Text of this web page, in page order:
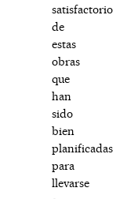
satisfactorio
de
estas
obras
que
han
sido
bien
planificadas
para
llevarse